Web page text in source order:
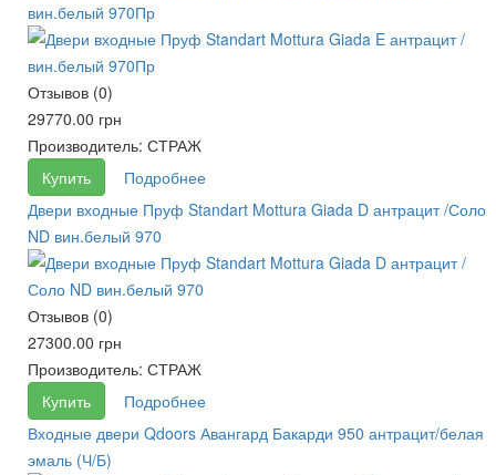
вин.белый 970Пр
Отзывов (0)
29770.00 грн
Производитель: СТРАЖ
Купить
Подробнее
Двери входные Пруф Standart Mottura Giada D антрацит /Соло
ND вин.белый 970
Отзывов (0)
27300.00 грн
Производитель: СТРАЖ
Купить
Подробнее
Входные двери Qdoors Авангард Бакарди 950 антрацит/белая
эмаль (Ч/Б)